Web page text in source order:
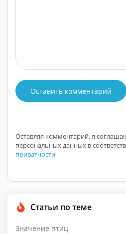
Оставить комментарий
Оставляя комментарий, я
персональных данных в
приватности
Статьи по теме
Значение птиц